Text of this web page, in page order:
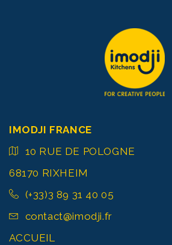
IMODJI FRANCE
10 RUE DE POLOGNE
68170 RIXHEIM
(+33)3 89 31 40 05
contact@imodji.fr
ACCUEIL